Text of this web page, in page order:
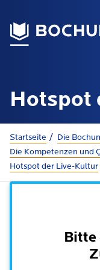
Hotspot
Startseite
Die
Die Kompetenzen und
Hotspot der Live-Kultur
Bitte
Deutsch
Rathaus
Online-
Dienstleistungen